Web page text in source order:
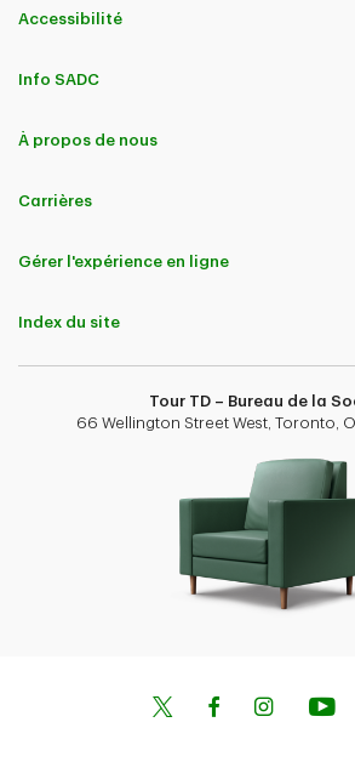
Accessibilité
Info SADC
À propos de nous
Carrières
Gérer l'expérience en ligne
Index du site
Tour TD – Bureau de la
66 Wellington Street West, Toronto,